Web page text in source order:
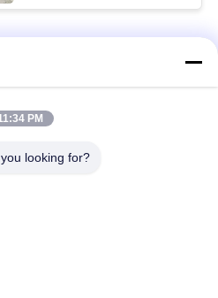
Alle
Granitoberflächenplatte
PM
looking for?